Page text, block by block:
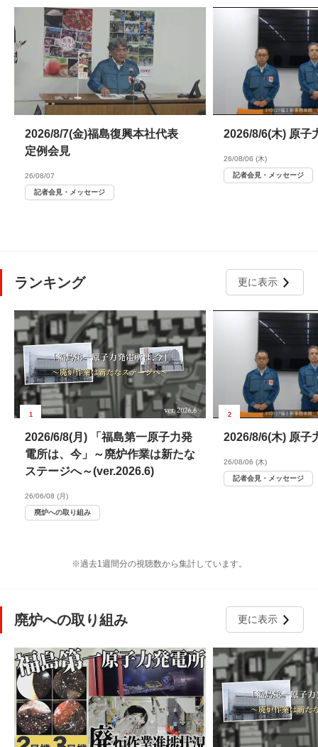
2026/8/7(金)福島復興本社代表
定例会見
26/08/07
記者会見・メッセージ
2026/8/6(木) 原子
26/08/06 (木)
記者会見・メッセージ
ランキング 更に表示
1
2026/6/8(月) 「福島第一原子力発
電所は、今」～廃炉作業は新たな
ステージへ～(ver.2026.6)
26/06/08 (月)
廃炉への取り組み
2
2026/8/6(木) 原子
26/08/06 (木)
記者会見・メッセージ
※過去1週間分の視聴数から集計しています。
廃炉への取り組み 更に表示